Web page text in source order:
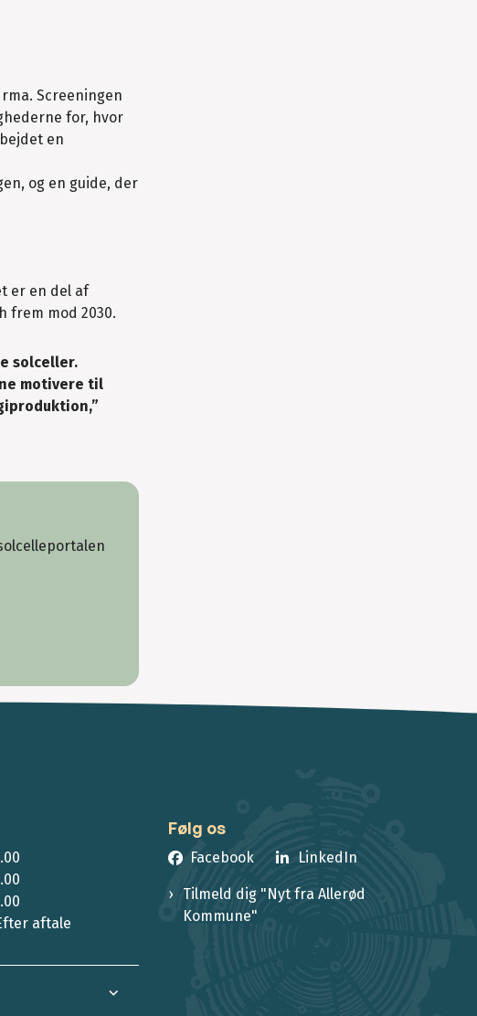
Screeningen
for, hvor
en
og en guide, der
er en del af
frem mod 2030.
solceller.
motivere til
aftale
Følg os
Facebook LinkedIn
Tilmeld dig "Nyt fra Allerød
Kommune"